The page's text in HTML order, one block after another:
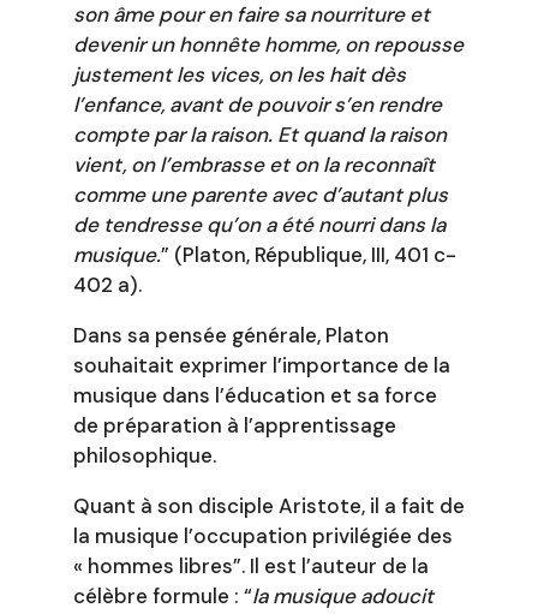
son âme pour en faire sa nourriture et
devenir un honnête homme, on repousse
justement les vices, on les hait dès
l’enfance, avant de pouvoir s’en rendre
compte par la raison. Et quand la raison
vient, on l’embrasse et on la reconnaît
comme une parente avec d’autant plus
de tendresse qu’on a été nourri dans la
musique.” (Platon, République, III, 401 c-
402 a).
Dans sa pensée générale, Platon
souhaitait exprimer l’importance de la
musique dans l’éducation et sa force
de préparation à l’apprentissage
philosophique.
Quant à son disciple Aristote, il a fait de
la musique l’occupation privilégiée des
« hommes libres”. Il est l’auteur de la
célèbre formule : “la musique adoucit